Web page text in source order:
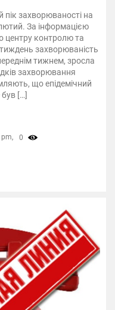
захворюваності на
За інформацією
центру контролю та
захворюваність
тижнем, зросла
захворювання
що епідемічний
був […]
0